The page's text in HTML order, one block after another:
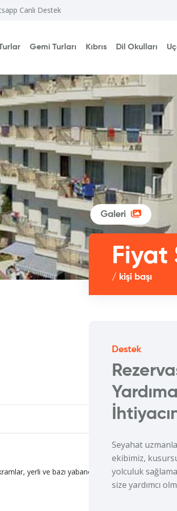
Canlı Destek
Gemi Turları Kıbrıs Dil Okulları
Galeri
yerli ve bazı yabancı alkollü-alkolsüz
Fiyat
/ kişi başı
Destek
Seyahat
ekibimiz,
yolculuk
size yardımcı